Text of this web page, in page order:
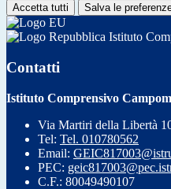
Accetta tutti Salva le
Istituto
Contatti
Istituto Comprensivo
Via Martiri della Libertà
Tel: Tel. 010780562
Email:
PEC:
C.F.: 80049490107